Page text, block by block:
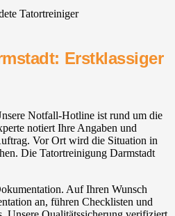
Erstklassiger
Notfall-Hotline ist rund um die
notiert Ihre Angaben und
Vor Ort wird die Situation in
Die Tatortreinigung Darmstadt
Auf Ihren Wunsch
an, führen Checklisten und